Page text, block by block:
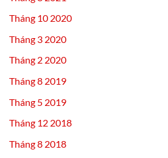
Tháng 10 2020
Tháng 3 2020
Tháng 2 2020
Tháng 8 2019
Tháng 5 2019
Tháng 12 2018
Tháng 8 2018